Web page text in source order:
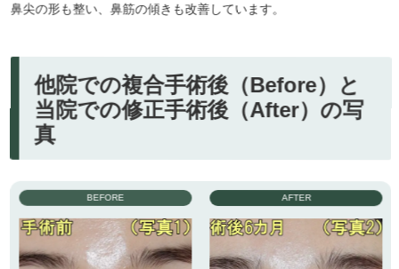
鼻尖の形も整い、鼻筋の傾きも改善しています。
他院での複合手術後（Before）と
当院での修正手術後（After）の写
真
BEFORE AFTER